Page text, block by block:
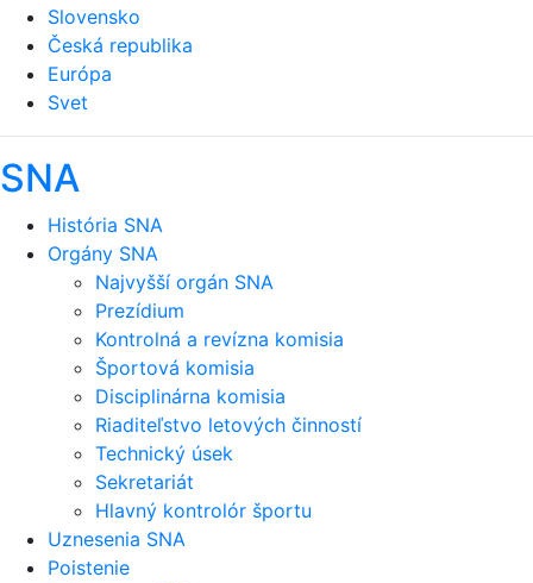
Slovensko
Česká republika
Európa
Svet
SNA
História SNA
Orgány SNA
Najvyšší orgán SNA
Prezídium
Kontrolná a revízna komisia
Športová komisia
Disciplinárna komisia
Riaditeľstvo letových činností
Technický úsek
Sekretariát
Hlavný kontrolór športu
Uznesenia SNA
Poistenie